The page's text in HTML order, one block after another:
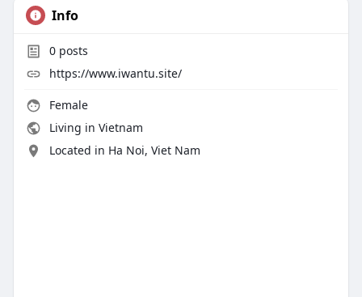
Info
0posts
https://www.iwantu.site/
Female
Living in Vietnam
Located in Ha Noi, Viet Nam